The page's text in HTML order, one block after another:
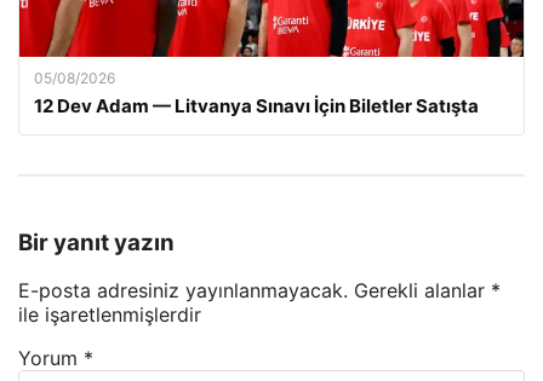
05/08/2026
12 Dev Adam — Litvanya Sınavı İçin Biletler Satışta
Bir yanıt yazın
E-posta adresiniz yayınlanmayacak. Gerekli alanlar *
ile işaretlenmişlerdir
Yorum *